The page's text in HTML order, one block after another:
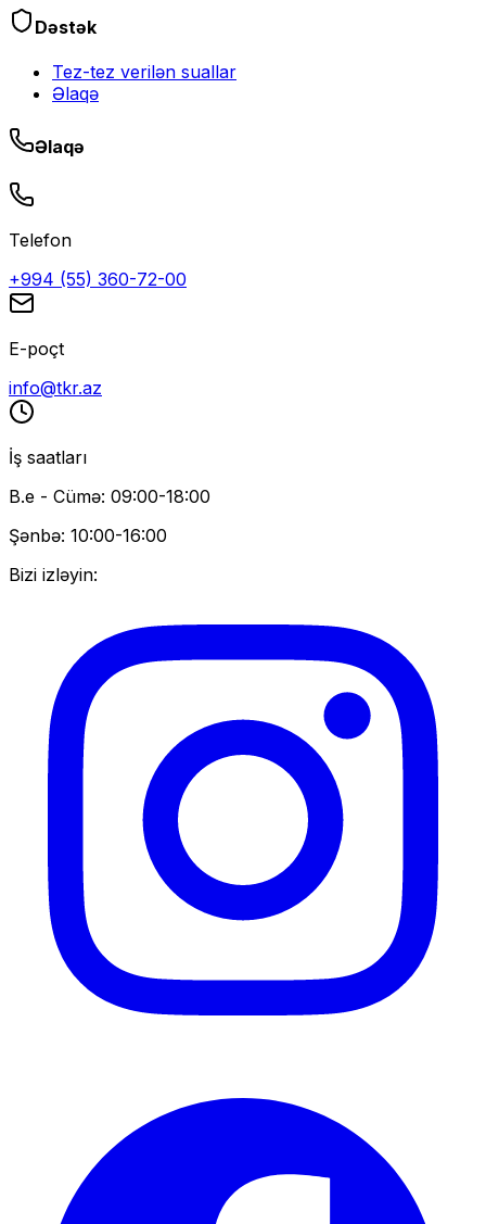
Dəstək
Tez-tez verilən suallar
Əlaqə
Əlaqə
Telefon
+994 (55) 360-72-00
E-poçt
info@tkr.az
İş saatları
B.e - Cümə: 09:00-18:00
Şənbə: 10:00-16:00
Bizi izləyin: